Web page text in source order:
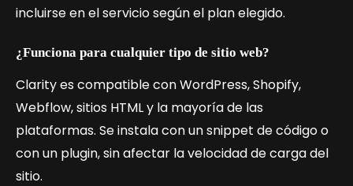
incluirse en el servicio según el plan elegido.
¿Funciona para cualquier tipo de sitio web?
Clarity es compatible con WordPress, Shopify,
Webflow, sitios HTML y la mayoría de las
plataformas. Se instala con un snippet de código o
con un plugin, sin afectar la velocidad de carga del
sitio.